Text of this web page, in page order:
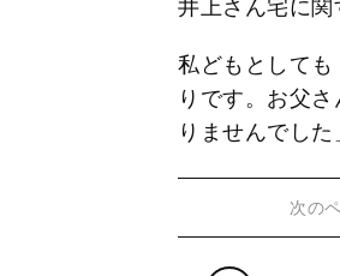
井上さん宅に関
私どもとして
りです。お父
りませんでした
次の